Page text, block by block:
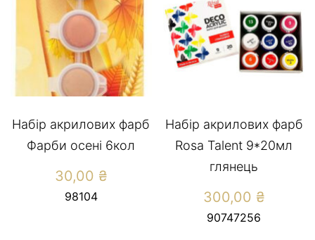
Набір акрилових фарб
Фарби осені 6кол
30,00 ₴
98104
Набір акрилових фарб
Rosa Talent 9*20мл
глянець
300,00 ₴
90747256